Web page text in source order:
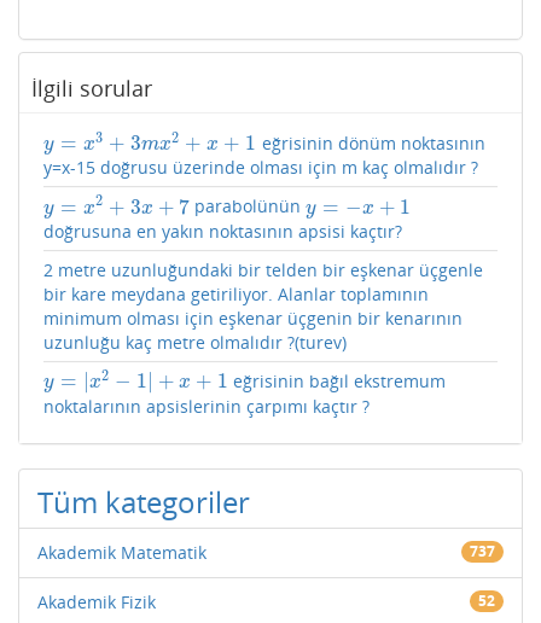
İlgili sorular
y = x3 + 3mx2 + x + 1
y= x3 +3mx2+x+1
eğrisinin dönüm noktasının
y=x-15 doğrusu üzerinde olması için m kaç olmalıdır ?
y = x2 + 3x + 7
y= x2 +3x +7 parabolünün y = −x + 1
y= −x +1
doğrusuna en yakın noktasının apsisi kaçtır?
2 metre uzunluğundaki bir telden bir eşkenar üçgenle
bir kare meydana getiriliyor. Alanlar toplamının
minimum olması için eşkenar üçgenin bir kenarının
uzunluğu kaç metre olmalıdır ?(turev)
y = x2 − 1 + x + 1
y= |x −1 |+x +
eğrisinin bağıl ekstremum
noktalarının apsislerinin çarpımı kaçtır ?
Tüm kategoriler
Akademik Matematik 737
Akademik Fizik 52